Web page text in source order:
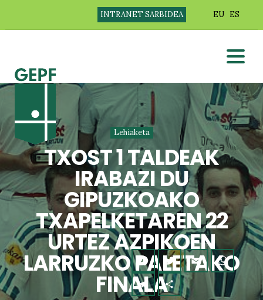
INTRANET SARBIDEA EU ES
Lehiaketa
TXOST 1 TALDEAK
IRABAZI DU
GIPUZKOAKO
TXAPELKETAREN 22
URTEZ AZPIKOEN
LARRUZKO PALETAKO
FINALA